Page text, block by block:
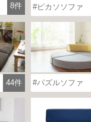
8件 ピカソソファ
44件 パズルソファ